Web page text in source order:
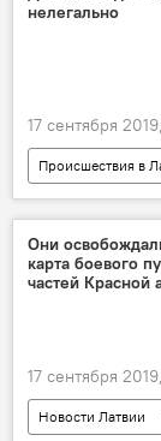
нелегально
17 сентября
Происшествия в
Сигулда
Они
карта боевого
частей Красной
17 сентября
Новости Латвии